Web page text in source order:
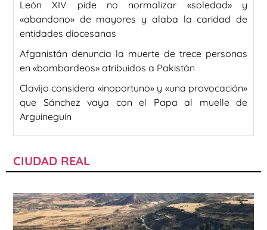
León XIV pide no normalizar «soledad» y
«abandono» de mayores y alaba la caridad de
entidades diocesanas
Afganistán denuncia la muerte de trece personas
en «bombardeos» atribuidos a Pakistán
Clavijo considera «inoportuno» y «una provocación»
que Sánchez vaya con el Papa al muelle de
Arguineguín
CIUDAD REAL